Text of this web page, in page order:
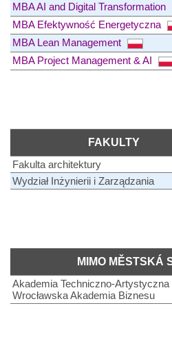
MBA AI and Digital Transformation
MBA Efektywność Energetyczna
MBA Lean Management
MBA Project Management & AI
FAKULTY
Fakulta architektury
Wydział Inżynierii i Zarządzania
MIMO MĚSTSKÁ
Akademia Techniczno-Artystyczna
Wrocławska Akademia Biznesu